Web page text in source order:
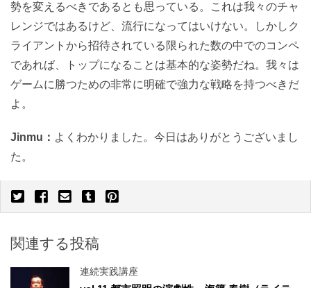
勢を変えるべきであるとも思っている。これは我々のチャ
レンジではあるけど、流行になってはいけない。しかしク
ライアントから招待されている限られた数の中でのコンペ
であれば、トップになることは基本的な姿勢だね。我々は
ゲームに勝つための非常に明確で強力な戦略を持つべきだ
よ。
Jinmu： よくわかりました。今日はありがとうございまし
た。
関連する投稿
連続実践講座